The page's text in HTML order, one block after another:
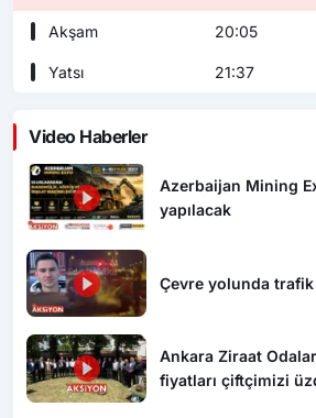
Akşam 20:05
Yatsı 21:37
Video Haberler
Azerbaijan Mining
yapılacak
Çevre yolunda trafik
Ankara Ziraat
fiyatları çiftçimizi